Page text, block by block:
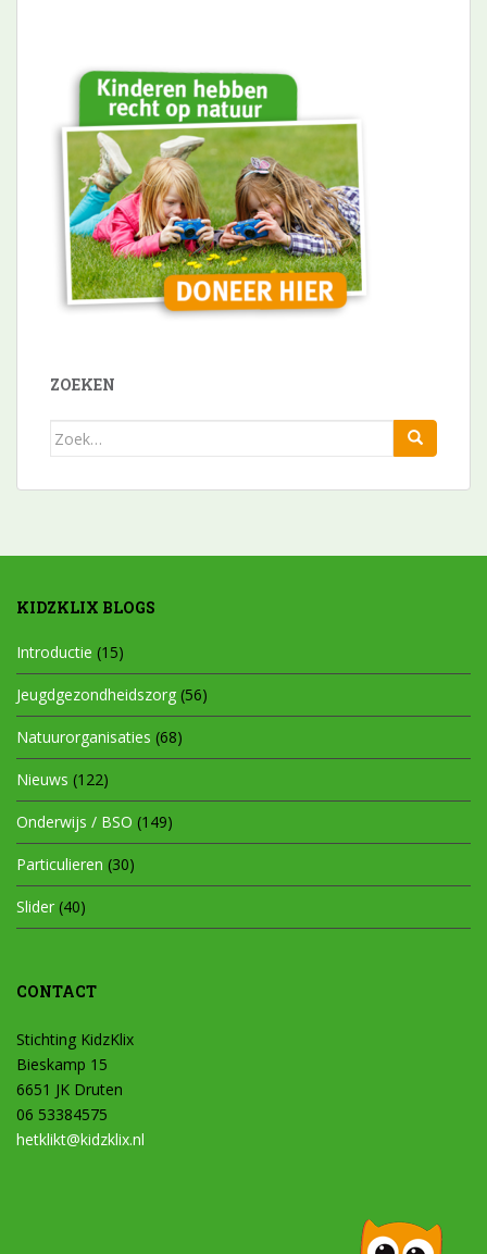
ZOEKEN
Zoek
KIDZKLIX BLOGS
Introductie (15)
Jeugdgezondheidszorg (56)
Natuurorganisaties (68)
Nieuws (122)
Onderwijs / BSO (149)
Particulieren (30)
Slider (40)
CONTACT
Stichting KidzKlix
Bieskamp 15
6651 JK Druten
06 53384575
hetklikt@kidzklix.nl